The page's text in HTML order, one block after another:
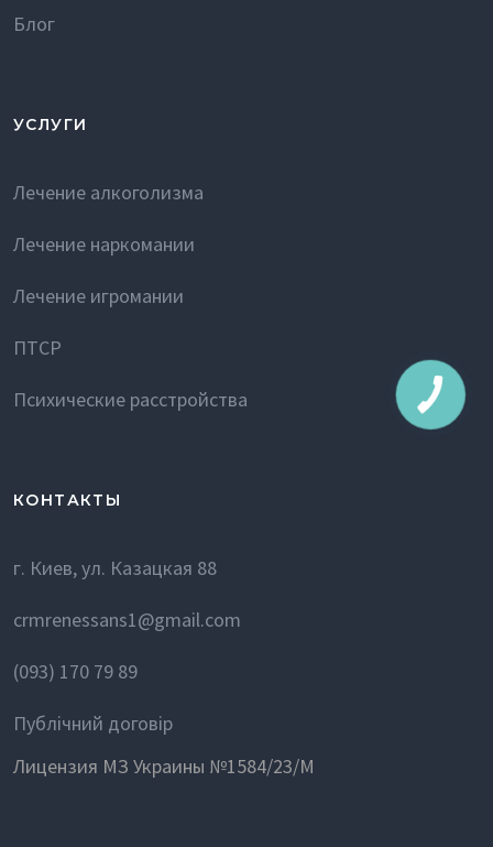
Блог
УСЛУГИ
Лечение алкоголизма
Лечение наркомании
Лечение игромании
ПТСР
Психические расстройства
КОНТАКТЫ
г. Киев, ул. Казацкая 88
crmrenessans1@gmail.com
(093) 170 79 89
Публічний договір
Лицензия МЗ Украины №1584/23/М